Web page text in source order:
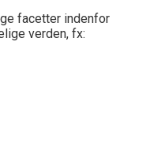
facetter indenfor
verden, fx: